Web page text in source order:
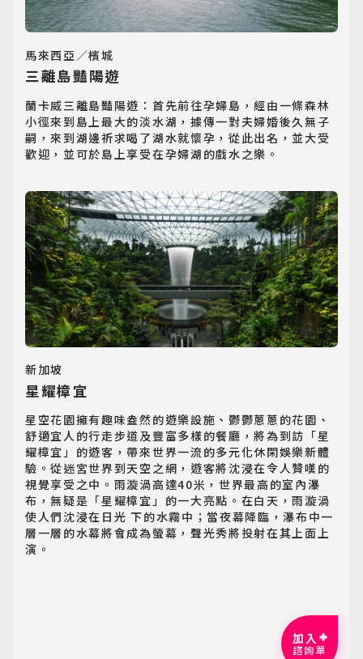
馬來西亞／檳城
三離島豔陽遊
蘭卡威三離島豔陽遊：首先前往孕婦島，經由一條森林
小徑來到島上最大的淡水湖，據傳一對夫婦婚後久無子
嗣，來到湖邊祈求喝了湖水就懷孕，從此出名，並大受
歡迎，並可於島上享受在孕婦湖的戲水之樂。
新加坡
星耀樟宜
星空花園擁有趣味盎然的遊樂設施、鬱鬱蔥蔥的花園、
舒適宜人的行走步道及豐富多樣的餐廳，將為到訪「星
耀樟宜」的遊客，帶來世界一流的多元化休閑娛樂新體
驗。從迷宮世界到天空之網，遊客將沈浸在令人贊嘆的
視覺享受之中。雨漩渦高達40米，世界最高的室內瀑
布，無疑是「星耀樟宜」的一大亮點。在白天，雨漩渦
使人們沈浸在日光 下的水霧中；當夜幕降臨，瀑布中一
層一層的水幕將會成為螢幕，聲光秀將投射在其上面上
演。
加入
諮詢單